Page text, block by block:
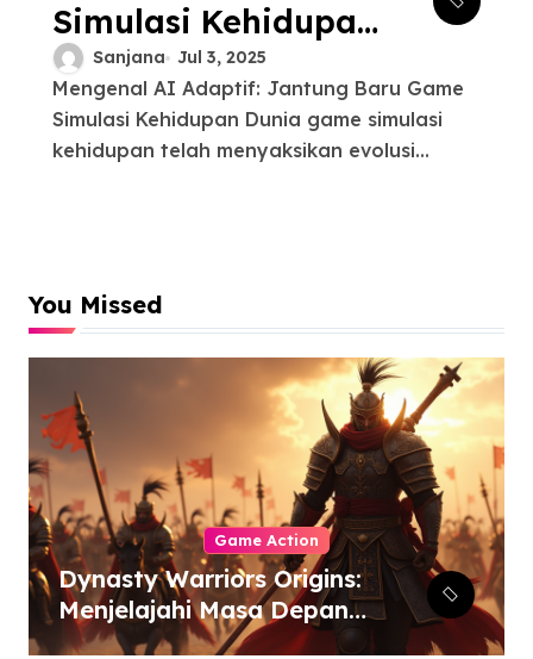
Simulasi Kehidupan:
Menguak Potensi AI
Adaptif untuk
Pengalaman yang
Sanjana Jul 3, 2025
Mengenal AI Adaptif: Jantung Baru Game
Simulasi Kehidupan Dunia game simulasi
kehidupan telah menyaksikan evolusi...
You Missed
Game Action
Dynasty Warriors Origins:
Menjelajahi Masa Depan
Gemilang Genre Hack-